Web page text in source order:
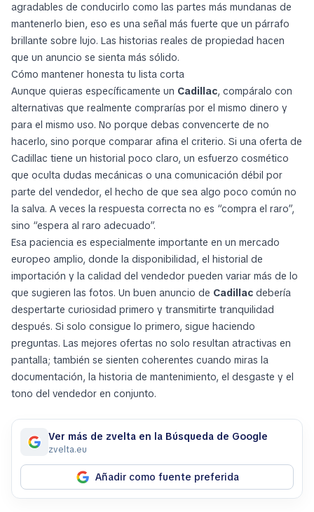
agradables de conducirlo como las partes más mundanas de
mantenerlo bien, eso es una señal más fuerte que un párrafo
brillante sobre lujo. Las historias reales de propiedad hacen
que un anuncio se sienta más sólido.
Cómo mantener honesta tu lista corta
Aunque quieras específicamente un Cadillac, compáralo con
alternativas que realmente comprarías por el mismo dinero y
para el mismo uso. No porque debas convencerte de no
hacerlo, sino porque comparar afina el criterio. Si una oferta de
Cadillac tiene un historial poco claro, un esfuerzo cosmético
que oculta dudas mecánicas o una comunicación débil por
parte del vendedor, el hecho de que sea algo poco común no
la salva. A veces la respuesta correcta no es “compra el raro”,
sino “espera al raro adecuado”.
Esa paciencia es especialmente importante en un mercado
europeo amplio, donde la disponibilidad, el historial de
importación y la calidad del vendedor pueden variar más de lo
que sugieren las fotos. Un buen anuncio de Cadillac debería
despertarte curiosidad primero y transmitirte tranquilidad
después. Si solo consigue lo primero, sigue haciendo
preguntas. Las mejores ofertas no solo resultan atractivas en
pantalla; también se sienten coherentes cuando miras la
documentación, la historia de mantenimiento, el desgaste y el
tono del vendedor en conjunto.
Ver más de zvelta en la Búsqueda de Google
zvelta.eu
Añadir como fuente preferida